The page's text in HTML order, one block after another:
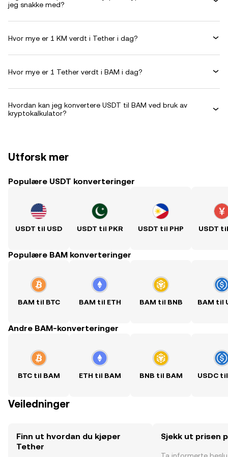
jeg snakke med?
Hvor mye er 1 KM verdt i Tether i dag?
Hvor mye er 1 Tether verdt i BAM i dag?
Hvordan kan jeg konvertere USDT til BAM ved bruk av
kryptokalkulator?
Utforsk mer
Populære USDT konverteringer
USDT til USD USDT til PKR USDT til PHP USDT
Populære BAM konverteringer
BAM til BTC BAM til ETH BAM til BNB BAM til
Andre BAM-konverteringer
BTC til BAM ETH til BAM BNB til BAM USDC
Veiledninger
Finn ut hvordan du kjøper
Tether
Sjekk ut prisen